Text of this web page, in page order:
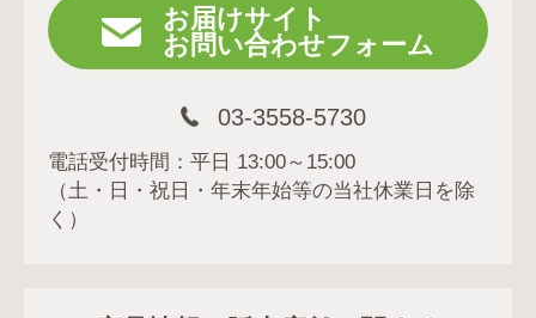
お届けサイト
お問い合わせフォーム
03-3558-5730
電話受付時間：平日 13:00～15:00
（土・日・祝日・年末年始等の当社休業日を除
く）